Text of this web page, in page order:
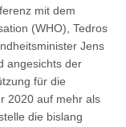
mit dem
(WHO), Tedros
Jens
angesichts der
für die
2020 auf mehr als
die bislang